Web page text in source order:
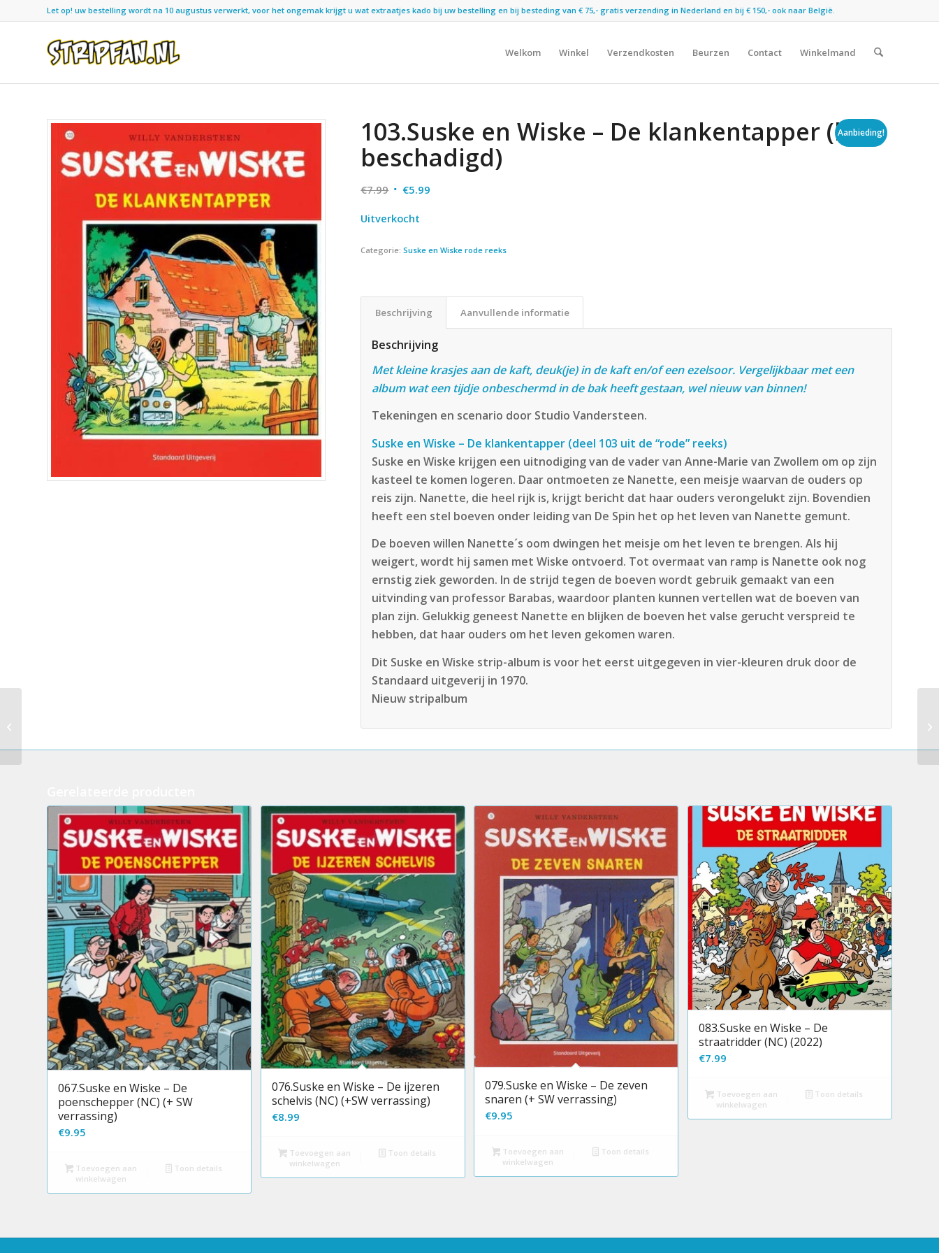
Let op! uw bestelling wordt na 10 augustus verwerkt, voor het ongemak krijgt u wat extraatjes kado bij uw bestelling en bij besteding van € 75,- gratis verzending in Nederland en bij € 150,- ook naar België.
Welkom Winkel Verzendkosten Beurzen Contact Winkelmand
Aanbieding!
103.Suske en Wiske – De klankentapper (licht
beschadigd)
€7.99 Oorspronkelijke
was:
€5.99
Uitverkocht
Categorie:Suske en Wiske rode reeks
Beschrijving Aanvullende informatie
Beschrijving
Met kleine krasjes aan de kaft, deuk(je) in de kaft en/of een ezelsoor. Vergelijkbaar met een
album wat een tijdje onbeschermd in de bak heeft gestaan, wel nieuw van binnen!
Tekeningen en scenario door Studio Vandersteen.
Suske en Wiske – De klankentapper (deel 103 uit de “rode” reeks)
Suske en Wiske krijgen een uitnodiging van de vader van Anne-Marie van Zwollem om op zijn
kasteel te komen logeren. Daar ontmoeten ze Nanette, een meisje waarvan de ouders op
reis zijn. Nanette, die heel rijk is, krijgt bericht dat haar ouders verongelukt zijn. Bovendien
heeft een stel boeven onder leiding van De Spin het op het leven van Nanette gemunt.
De boeven willen Nanette´s oom dwingen het meisje om het leven te brengen. Als hij
weigert, wordt hij samen met Wiske ontvoerd. Tot overmaat van ramp is Nanette ook nog
ernstig ziek geworden. In de strijd tegen de boeven wordt gebruik gemaakt van een
uitvinding van professor Barabas, waardoor planten kunnen vertellen wat de boeven van
plan zijn. Gelukkig geneest Nanette en blijken de boeven het valse gerucht verspreid te
hebben, dat haar ouders om het leven gekomen waren.
Dit Suske en Wiske strip-album is voor het eerst uitgegeven in vier-kleuren druk door de
Standaard uitgeverij in 1970.
Nieuw stripalbum
067.Suske en Wiske – De
poenschepper (NC) (+ SW
verrassing)
€9.95
Toevoegen aan
winkelwagen
Toon details
076.Suske en Wiske – De ijzeren
schelvis (NC) (+SW verrassing)
€8.99
Toevoegen aan
winkelwagen
Toon details
079.Suske en Wiske – De zeven
snaren (+ SW verrassing)
€9.95
Toevoegen aan
winkelwagen
Toon details
083.Suske en Wiske – De
straatridder (NC) (2022)
€7.99
Toevoegen aan
winkelwagen
Toon details
verrassing)